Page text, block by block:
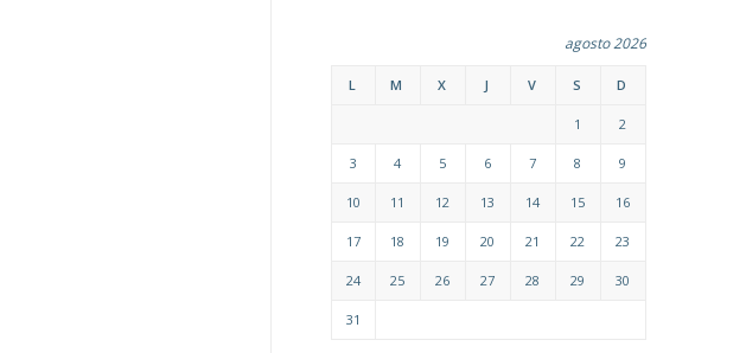
agosto 2026
L M X J V S D
1 2
3 4 5 6 7 8 9
10 11 12 13 14 15 16
17 18 19 20 21 22 23
24 25 26 27 28 29 30
31